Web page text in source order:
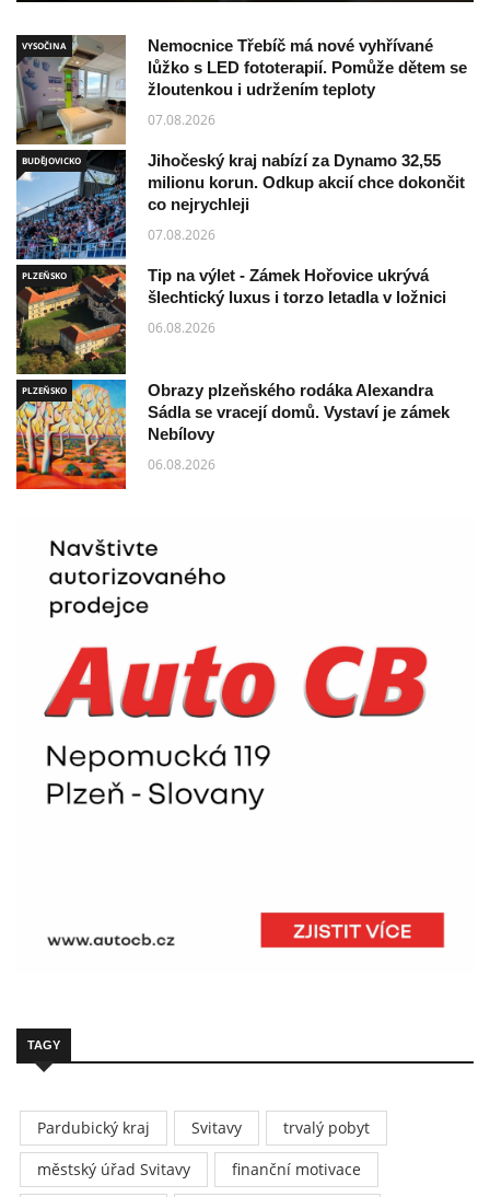
VYSOČINA
Nemocnice Třebíč má nové vyhřívané
lůžko s LED fototerapií. Pomůže dětem se
žloutenkou i udržením teploty
07.08.2026
BUDĚJOVICKO
Jihočeský kraj nabízí za Dynamo 32,55
milionu korun. Odkup akcií chce dokončit
co nejrychleji
07.08.2026
PLZEŇSKO
Tip na výlet - Zámek Hořovice ukrývá
šlechtický luxus i torzo letadla v ložnici
06.08.2026
PLZEŇSKO
Obrazy plzeňského rodáka Alexandra
Sádla se vracejí domů. Vystaví je zámek
Nebílovy
06.08.2026
TAGY
Pardubický kraj Svitavy
trvalý pobyt
městský úřad Svitavy
finanční motivace